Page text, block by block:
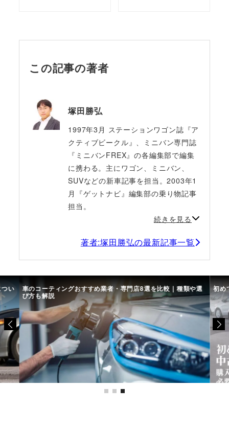
この記事の著者
塚田勝弘
1997年3月 ステーションワゴン誌『ア
クティブビークル』、ミニバン専門誌
『ミニバンFREX』の各編集部で編集
に携わる。主にワゴン、ミニバン、
SUVなどの新車記事を担当。2003年1
月『ゲットナビ』編集部の乗り物記事
担当。
続きを見る
著者:塚田勝弘の最新記事一覧
い 車のコーティングおすすめ業者・専門店8選を比較｜種類や選
び方も解説
初め